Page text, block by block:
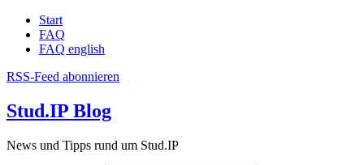
Start
FAQ
FAQ english
RSS-Feed abonnieren
Stud.IP Blog
News und Tipps rund um Stud.IP